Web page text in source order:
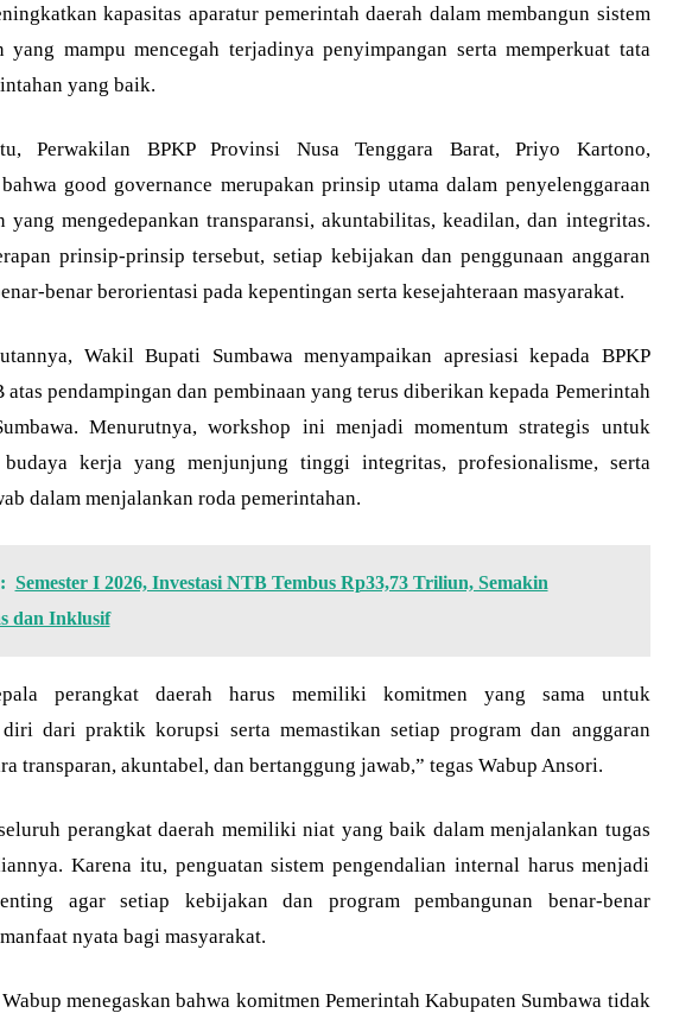
kapasitas aparatur pemerintah daerah dalam membangun sistem
yang mampu mencegah terjadinya penyimpangan serta memperkuat tata
yang baik.
Perwakilan BPKP Provinsi Nusa Tenggara Barat, Priyo Kartono,
good governance merupakan prinsip utama dalam penyelenggaraan
yang mengedepankan transparansi, akuntabilitas, keadilan, dan integritas.
prinsip-prinsip tersebut, setiap kebijakan dan penggunaan anggaran
benar berorientasi pada kepentingan serta kesejahteraan masyarakat.
Wakil Bupati Sumbawa menyampaikan apresiasi kepada BPKP
pendampingan dan pembinaan yang terus diberikan kepada Pemerintah
Menurutnya, workshop ini menjadi momentum strategis untuk
budaya kerja yang menjunjung tinggi integritas, profesionalisme, serta
dalam menjalankan roda pemerintahan.
Semester I 2026, Investasi NTB Tembus Rp33,73 Triliun, Semakin
dan Inklusif
perangkat daerah harus memiliki komitmen yang sama untuk
diri dari praktik korupsi serta memastikan setiap program dan anggaran
transparan, akuntabel, dan bertanggung jawab,” tegas Wabup Ansori.
perangkat daerah memiliki niat yang baik dalam menjalankan tugas
Karena itu, penguatan sistem pengendalian internal harus menjadi
agar setiap kebijakan dan program pembangunan benar-benar
nyata bagi masyarakat.
menegaskan bahwa komitmen Pemerintah Kabupaten Sumbawa tidak